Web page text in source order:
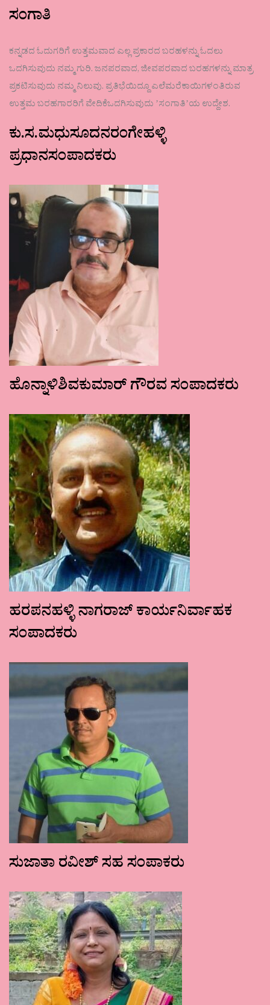
ಸಂಗಾತಿ
ಕನ್ನಡದ ಓದುಗರಿಗೆ ಉತ್ತಮವಾದ ಎಲ್ಲ ಪ್ರಕಾರದ ಬರಹಳನ್ನು ಓದಲು
ಒದಗಿಸುವುದು ನಮ್ಮ ಗುರಿ. ಜನಪರವಾದ, ಜೀವಪರವಾದ ಬರಹಗಳನ್ನು ಮಾತ್ರ
ಪ್ರಕಟಿಸುವುದು ನಮ್ಮ ನಿಲುವು. ಪ್ರತಿಭೆಯಿದ್ದೂ ಎಲೆಮರೆಕಾಯಿಗಳಂತಿರುವ
ಉತ್ತಮ ಬರಹಗಾರರಿಗೆ ವೇದಿಕೆಒದಗಿಸುವುದು ʼಸಂಗಾತಿʼಯ ಉದ್ದೇಶ.
ಕು.ಸ.ಮಧುಸೂದನರಂಗೇಹಳ್ಳಿ
ಪ್ರಧಾನಸಂಪಾದಕರು
ಹೊನ್ನಾಳಿಶಿವಕುಮಾರ್ ಗೌರವ ಸಂಪಾದಕರು
ಹರಪನಹಳ್ಳಿ ನಾಗರಾಜ್ ಕಾರ್ಯನಿರ್ವಾಹಕ
ಸಂಪಾದಕರು
ಸುಜಾತಾ ರವೀಶ್ ಸಹ ಸಂಪಾಕರು